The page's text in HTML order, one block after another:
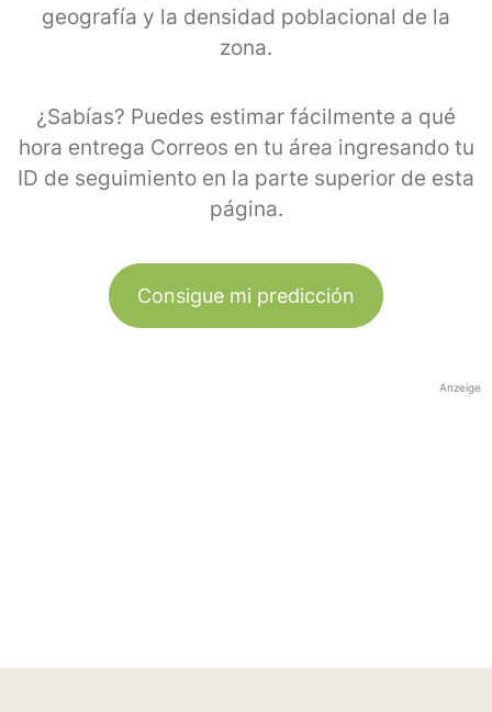
geografía y la densidad poblacional de la
zona.
¿Sabías? Puedes estimar fácilmente a qué
hora entrega Correos en tu área ingresando tu
ID de seguimiento en la parte superior de esta
página.
Consigue mi predicción
Anzeige